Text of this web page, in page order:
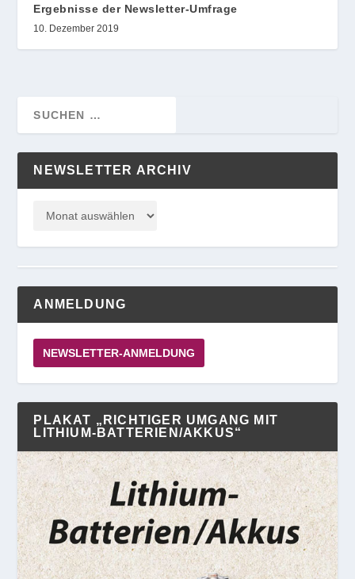
Ergebnisse der Newsletter-Umfrage
10. Dezember 2019
NEWSLETTER ARCHIV
ANMELDUNG
NEWSLETTER-ANMELDUNG
PLAKAT „RICHTIGER UMGANG MIT
LITHIUM-BATTERIEN/AKKUS“